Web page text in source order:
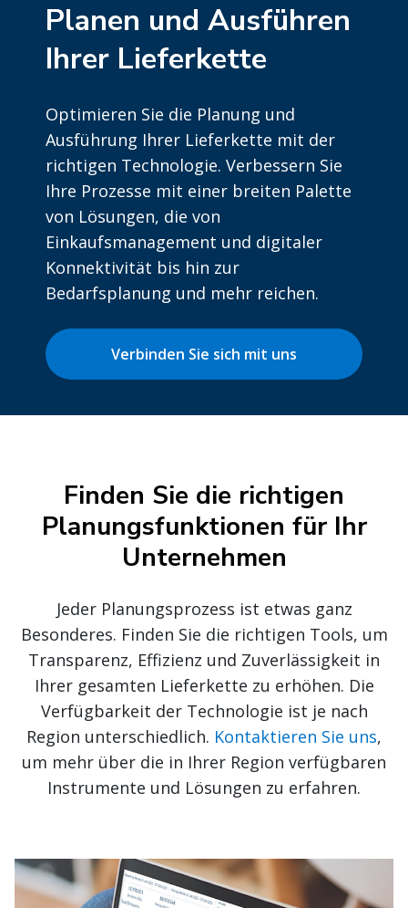
Planen und Ausführen
Ihrer Lieferkette
Optimieren Sie die Planung und
Ausführung Ihrer Lieferkette mit der
richtigen Technologie. Verbessern Sie
Ihre Prozesse mit einer breiten Palette
von Lösungen, die von
Einkaufsmanagement und digitaler
Konnektivität bis hin zur
Bedarfsplanung und mehr reichen.
Verbinden Sie sich mit uns
Finden Sie die richtigen
Planungsfunktionen für Ihr
Unternehmen
Jeder Planungsprozess ist etwas ganz
Besonderes. Finden Sie die richtigen Tools, um
Transparenz, Effizienz und Zuverlässigkeit in
Ihrer gesamten Lieferkette zu erhöhen. Die
Verfügbarkeit der Technologie ist je nach
Region unterschiedlich. Kontaktieren Sie uns,
um mehr über die in Ihrer Region verfügbaren
Instrumente und Lösungen zu erfahren.